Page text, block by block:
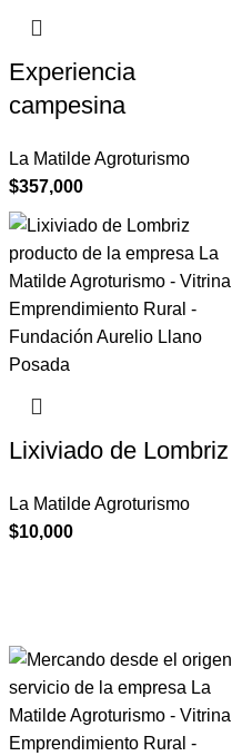
Experiencia
campesina
La Matilde Agroturismo
$357,000
Lixiviado de Lombriz
La Matilde Agroturismo
$10,000